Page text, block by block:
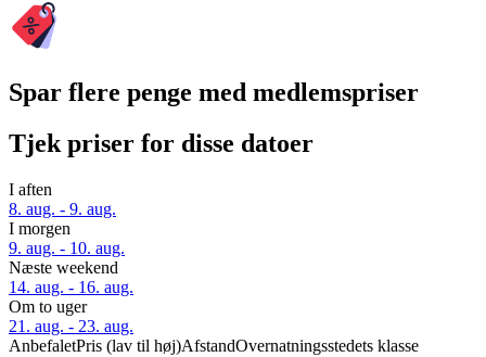
Spar flere penge med medlemspriser
Tjek priser for disse datoer
I aften
8. aug. - 9. aug.
I morgen
9. aug. - 10. aug.
Næste weekend
14. aug. - 16. aug.
Om to uger
21. aug. - 23. aug.
AnbefaletPris (lav til høj)AfstandOvernatningsstedets klasse